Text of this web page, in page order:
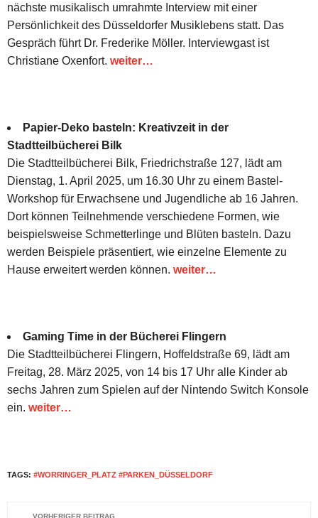
nächste musikalisch umrahmte Interview mit einer
Persönlichkeit des Düsseldorfer Musiklebens statt. Das
Gespräch führt Dr. Frederike Möller. Interviewgast ist
Christiane Oxenfort. weiter…
Papier-Deko basteln: Kreativzeit in der
Stadtteilbücherei Bilk
Die Stadtteilbücherei Bilk, Friedrichstraße 127, lädt am
Dienstag, 1. April 2025, um 16.30 Uhr zu einem Bastel-
Workshop für Erwachsene und Jugendliche ab 16 Jahren.
Dort können Teilnehmende verschiedene Formen, wie
beispielsweise Schmetterlinge und Blüten basteln. Dazu
werden Beispiele präsentiert, wie einzelne Elemente zu
Hause erweitert werden können. weiter…
Gaming Time in der Bücherei Flingern
Die Stadtteilbücherei Flingern, Hoffeldstraße 69, lädt am
Freitag, 28. März 2025, von 14 bis 17 Uhr alle Kinder ab
sechs Jahren zum Spielen auf der Nintendo Switch Konsole
ein. weiter…
TAGS: #WORRINGER_PLATZ #PARKEN_DÜSSELDORF
VORHERIGER BEITRAG